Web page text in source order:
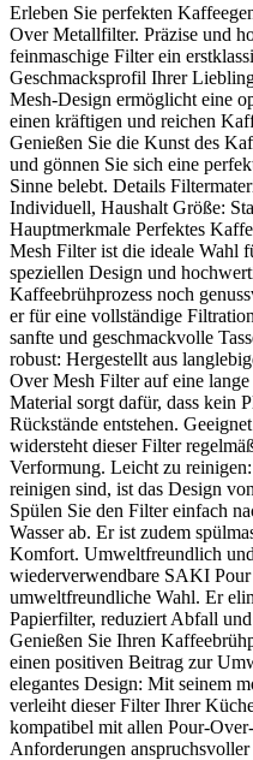
Erleben Sie perfekten
Over Metallfilter. Präzise und
feinmaschige Filter ein
Geschmacksprofil Ihrer
Mesh-Design ermöglicht eine
einen kräftigen und reichen
Genießen Sie die Kunst des
und gönnen Sie sich eine
Sinne belebt. Details
Individuell, Haushalt Größe:
Hauptmerkmale Perfektes
Mesh Filter ist die ideale Wahl
speziellen Design und
Kaffeebrühprozess noch
er für eine vollständige
sanfte und geschmackvolle
robust: Hergestellt aus
Over Mesh Filter auf eine
Material sorgt dafür, dass kein
Rückstände entstehen.
widersteht dieser Filter
Verformung. Leicht zu
reinigen sind, ist das Design
Spülen Sie den Filter einfach
Wasser ab. Er ist zudem
Komfort. Umweltfreundlich
wiederverwendbare SAKI
umweltfreundliche Wahl. Er
Papierfilter, reduziert Abfall
Genießen Sie Ihren
einen positiven Beitrag zur
elegantes Design: Mit seinem
verleiht dieser Filter Ihrer
kompatibel mit allen Pour-
Anforderungen